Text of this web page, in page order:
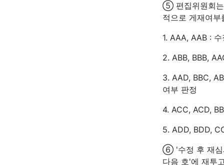
⑤ 편집위원회는
적으로 게재여부
1. AAA, AAB :
2. ABB, BBB,
3. AAD, BBC,
여부 판정
4. ACC, ACD,
5. ADD, BDD,
⑥ '수정 후 재심
다음 호'에 재투